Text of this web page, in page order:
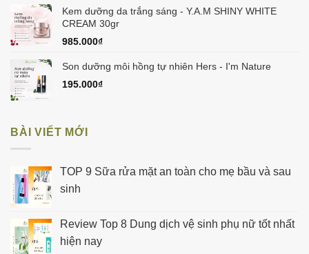
Kem dưỡng da trắng sáng - Y.A.M SHINY WHITE
CREAM 30gr
985.000₫
Son dưỡng môi hồng tự nhiên Hers - I'm Nature
195.000₫
BÀI VIẾT MỚI
TOP 9 Sữa rửa mặt an toàn cho mẹ bầu và sau
sinh
Review Top 8 Dung dịch vệ sinh phụ nữ tốt nhất
hiện nay